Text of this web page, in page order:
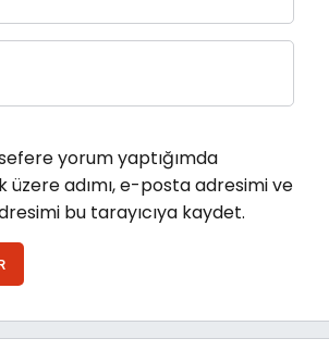
yorum yaptığımda
üzere adımı, e-posta adresimi ve
bu tarayıcıya kaydet.